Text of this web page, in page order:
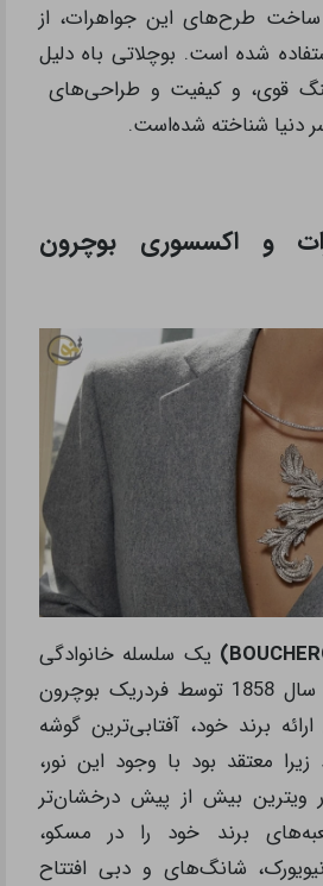
طرح‌های این جواهرات، از
شده‌ است. بوچلاتی باه دلیل
قوی، و کیفیت و طراحی‌های
دنیا شناخته شده‌است.
و اکسسوری بوچرون
یک سلسله خانوادگی
فرانسوی است که در سال 1858 توسط فردریک بوچرون
برند خود، آفتابی‌ترین گوشه
معتقد بود با وجود این نور،
ویترین بیش از پیش درخشان‌تر
برند خود را در مسکو،
شانگ‌های و دبی افتتاح